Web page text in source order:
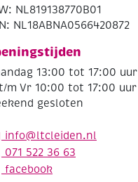
NL819138770B01
NL18ABNA0566420872
13:00 tot 17:00 uur
m Vr 10:00 tot 17:00 uur
gesloten
info@ltcleiden.nl
071 522 36 63
facebook